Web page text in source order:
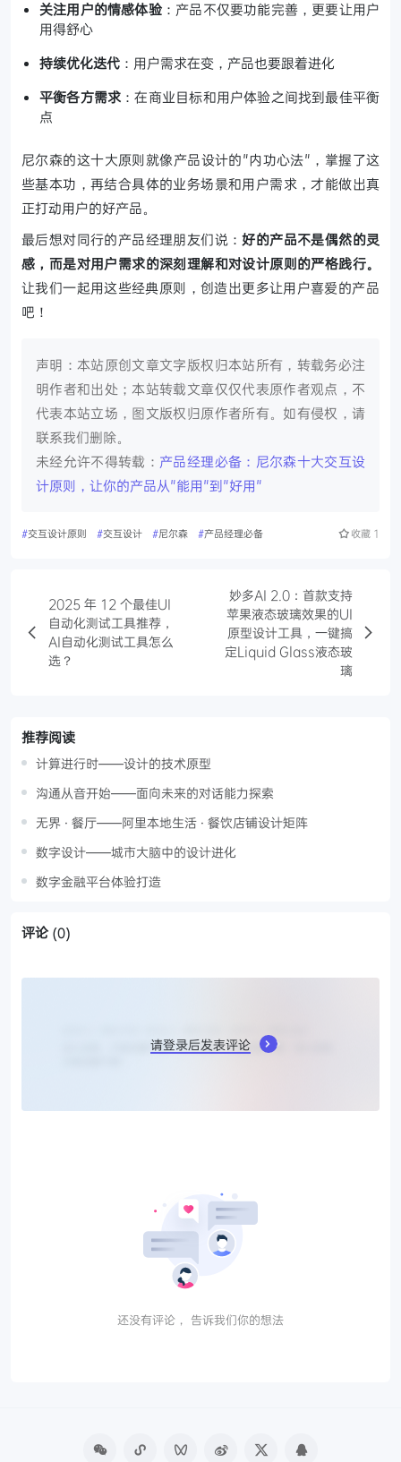
关注用户的情感体验：产品不仅要功能完善，更要让用户
用得舒心
持续优化迭代 ：用户需求在变，产品也要跟着进化
平衡各方需求 ：在商业目标和用户体验之间找到最佳平衡
点
尼尔森的这十大原则就像产品设计的"内功心法"，掌握了这
些基本功，再结合具体的业务场景和用户需求，才能做出真
正打动用户的好产品。
最后想对同行的产品经理朋友们说：好的产品不是偶然的灵
感，而是对用户需求的深刻理解和对设计原则的严格践行。
让我们一起用这些经典原则，创造出更多让用户喜爱的产品
吧！
声明：本站原创文章文字版权归本站所有，转载务必注
明作者和出处；本站转载文章仅仅代表原作者观点，不
代表本站立场，图文版权归原作者所有。如有侵权，请
联系我们删除。
未经允许不得转载： 产品经理必备：尼尔森十大交互设
计原则，让你的产品从"能用"到"好用"
#交互设计原则 #交互设计 #尼尔森 #产品经理必备 收藏 1
2025 年 12 个最佳UI
自动化测试工具推荐，
AI自动化测试工具怎么
选？
妙多AI 2.0：首款支持
苹果液态玻璃效果的UI
原型设计工具，一键搞
定Liquid Glass液态玻
璃
推荐阅读
计算进行时——设计的技术原型
沟通从音开始——面向未来的对话能力探索
无界 · 餐厅——阿里本地生活 · 餐饮店铺设计矩阵
数字设计——城市大脑中的设计进化
数字金融平台体验打造
评论 (0)
请登录后发表评论
还没有评论， 告诉我们你的想法